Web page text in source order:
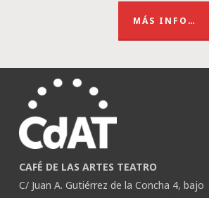
MÁS INFO…
CAFÉ DE LAS ARTES TEATRO
C/ Juan A. Gutiérrez de la Concha 4, bajo